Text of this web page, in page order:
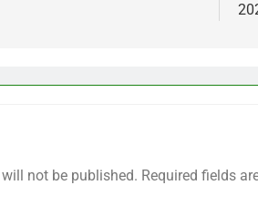
not be published. Required fields